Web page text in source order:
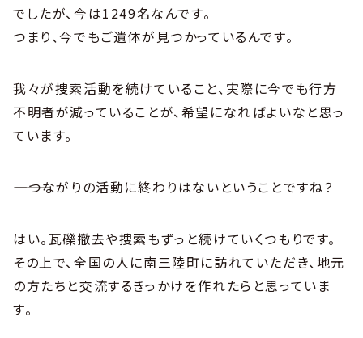
でしたが、今は1249名なんです。
つまり、今でもご遺体が見つかっているんです。
我々が捜索活動を続けていること、実際に今でも行方
不明者が減っていることが、希望になればよいなと思っ
ています。
――――つながりの活動に終わりはないということですね？
はい。瓦礫撤去や捜索もずっと続けていくつもりです。
その上で、全国の人に南三陸町に訪れていただき、地元
の方たちと交流するきっかけを作れたらと思っていま
す。